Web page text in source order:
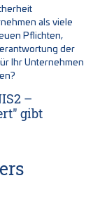
als viele
Pflichten,
der
Ihr Unternehmen
–
gibt